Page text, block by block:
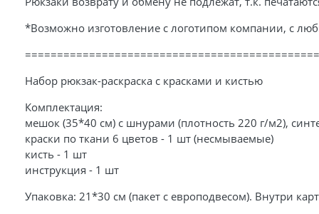
*Возможно изготовление с логотипом компании, с
Набор рюкзак-раскраска с красками и кистью
Комплектация:
мешок (35*40 см) с шнурами (плотность 220 г/м2),
краски по ткани 6 цветов - 1 шт (несмываемые)
кисть - 1 шт
инструкция - 1 шт
Упаковка: 21*30 см (пакет с европодвесом). Внутри